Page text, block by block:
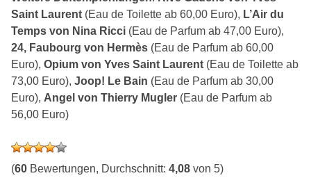
Saint Laurent (Eau de Toilette ab 60,00 Euro), L’Air du
Temps von Nina Ricci (Eau de Parfum ab 47,00 Euro),
24, Faubourg von Hermès (Eau de Parfum ab 60,00
Euro), Opium von Yves Saint Laurent (Eau de Toilette ab
73,00 Euro), Joop! Le Bain (Eau de Parfum ab 30,00
Euro), Angel von Thierry Mugler (Eau de Parfum ab
56,00 Euro)
(60 Bewertungen, Durchschnitt: 4,08 von 5)